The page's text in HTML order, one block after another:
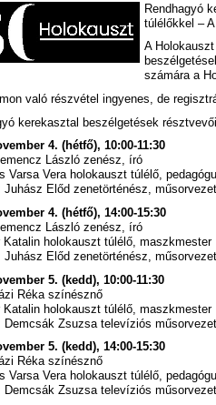
Rendhagyó
túlélőkkel –
A
számára a
való részvétel ingyenes, de
kerekasztal beszélgetések
4. (hétfő), 10:00-11:30
László zenész, író
Varsa Vera holokauszt túlélő,
Juhász Előd zenetörténész,
4. (hétfő), 14:00-15:30
László zenész, író
Katalin holokauszt túlélő, maszkmester
Juhász Előd zenetörténész,
5. (kedd), 10:00-11:30
Réka színésznő
Katalin holokauszt túlélő, maszkmester
Demcsák Zsuzsa televíziós
5. (kedd), 14:00-15:30
Réka színésznő
Varsa Vera holokauszt túlélő,
Demcsák Zsuzsa televíziós